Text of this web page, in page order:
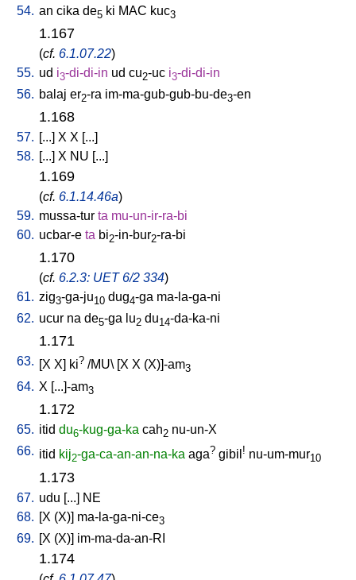
54. an cika de5 ki MAC kuc3
1.167
(cf. 6.1.07.22)
55. ud i3-di-di-in ud cu2-uc i3-di-di-in
56. balaj er2-ra im-ma-gub-gub-bu-de3-en
1.168
57. [...] X X [...]
58. [...] X NU [...]
1.169
(cf. 6.1.14.46a)
59. mussa-tur ta mu-un-ir-ra-bi
60. ucbar-e ta bi2-in-bur2-ra-bi
1.170
(cf. 6.2.3: UET 6/2 334)
61. zig3-ga-ju10 dug4-ga ma-la-ga-ni
62. ucur na de5-ga lu2 du14-da-ka-ni
1.171
63. [X X] ki? /MU\ [X X (X)]-am3
64. X [...]-am3
1.172
65. itid du6-kug-ga-ka cah2 nu-un-X
66. itid kij2-ga-ca-an-an-na-ka aga? gibil ! nu-um-mur10
1.173
67. udu [...] NE
68. [X (X)] ma-la-ga-ni-ce3
69. [X (X)] im-ma-da-an-RI
1.174